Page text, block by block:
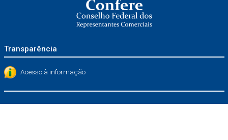
Transparência
Acesso à informação